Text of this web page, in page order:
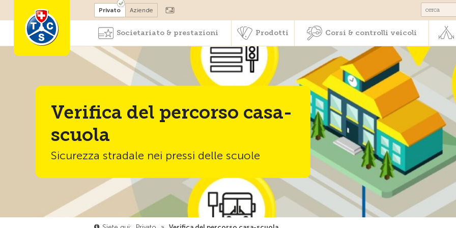
Diventare socio Corsi & controlli
Privato Aziende
Societariato & prestazioni Prodotti Corsi & controlli veicoli
Verifica del percorso casa-
scuola
Sicurezza stradale nei pressi delle scuole